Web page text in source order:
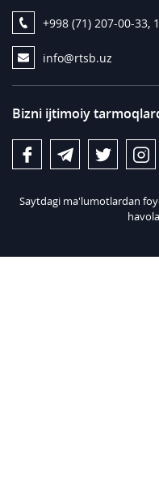
+998 (71) 207-00-33,
info@rtsb.uz
Bizni ijtimoiy
Saytdagi ma'lumotlardan